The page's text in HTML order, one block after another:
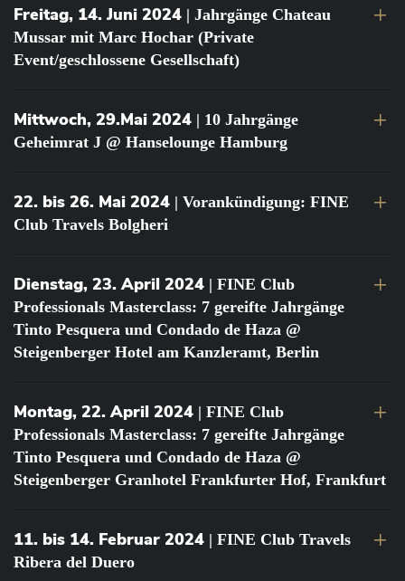
Freitag, 14. Juni 2024 | Jahrgänge Chateau
Mussar mit Marc Hochar (Private
Event/geschlossene Gesellschaft)
Mittwoch, 29.Mai 2024 | 10 Jahrgänge
Geheimrat J @ Hanselounge Hamburg
22. bis 26. Mai 2024 | Vorankündigung: FINE
Club Travels Bolgheri
Dienstag, 23. April 2024 | FINE Club
Professionals Masterclass: 7 gereifte Jahrgänge
Tinto Pesquera und Condado de Haza @
Steigenberger Hotel am Kanzleramt, Berlin
Montag, 22. April 2024 | FINE Club
Professionals Masterclass: 7 gereifte Jahrgänge
Tinto Pesquera und Condado de Haza @
Steigenberger Granhotel Frankfurter Hof, Frankfurt
11. bis 14. Februar 2024 | FINE Club Travels
Ribera del Duero